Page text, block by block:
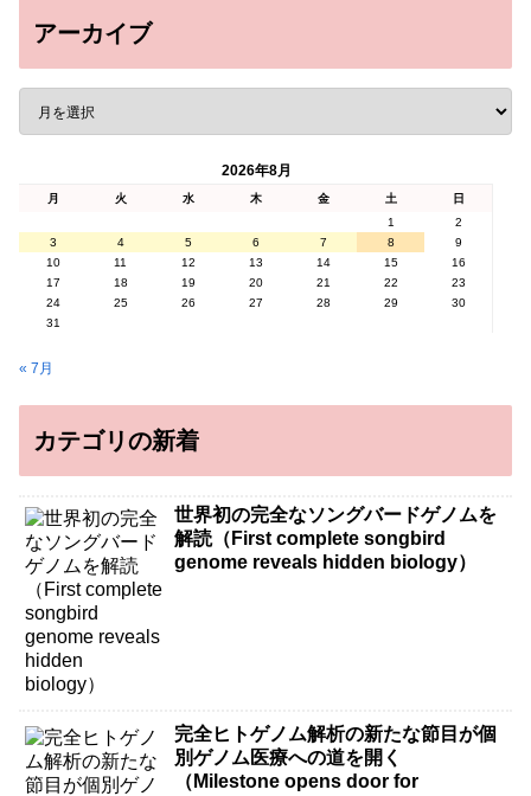
アーカイブ
2026年8月
月 火 水 木 金 土
日
1
2
3
4 5 6 7 8
9
10
11 12 13 14 15
16
17
18 19 20 21 22
23
24
25 26 27 28 29
30
31
« 7月
カテゴリの新着
世界初の完全なソングバードゲノムを
解読（First complete songbird
genome reveals hidden biology）
完全ヒトゲノム解析の新たな節目が個
別ゲノム医療への道を開く
（Milestone opens door for